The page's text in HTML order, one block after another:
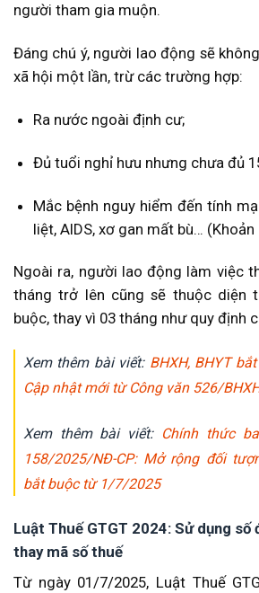
người tham gia muộn.
Đáng chú ý, người lao động sẽ
xã hội một lần, trừ các trường hợp:
Ra nước ngoài định cư;
Đủ tuổi nghỉ hưu nhưng chưa đủ
Mắc bệnh nguy hiểm đến tính
liệt, AIDS, xơ gan mất bù… (Khoản
Ngoài ra, người lao động làm việc
tháng trở lên cũng sẽ thuộc diện
buộc, thay vì 03 tháng như quy định
Xem thêm bài viết:BHXH, BHYT
Cập nhật mới từ Công văn 526/
Xem thêm bài viết: Chính thức
158/2025/NĐ-CP: Mở rộng đối
bắt buộc từ 1/7/2025
Luật Thuế GTGT 2024: Sử dụng số
thay mã số thuế
Từ ngày 01/7/2025, Luật Thuế